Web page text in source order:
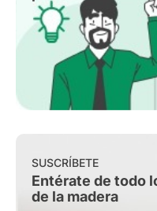
SUSCRÍBETE
Entérate de todo
de la madera